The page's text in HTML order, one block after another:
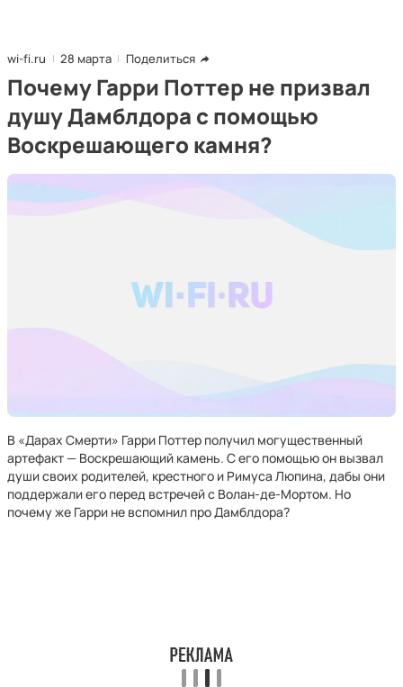
wi-fi.ru 28 марта Поделиться
Почему Гарри Поттер не призвал
душу Дамблдора с помощью
Воскрешающего камня?
В «Дарах Смерти» Гарри Поттер получил могущественный
артефакт — Воскрешающий камень. С его помощью он вызвал
души своих родителей, крестного и Римуса Люпина, дабы они
поддержали его перед встречей с Волан-де-Мортом. Но
почему же Гарри не вспомнил про Дамблдора?